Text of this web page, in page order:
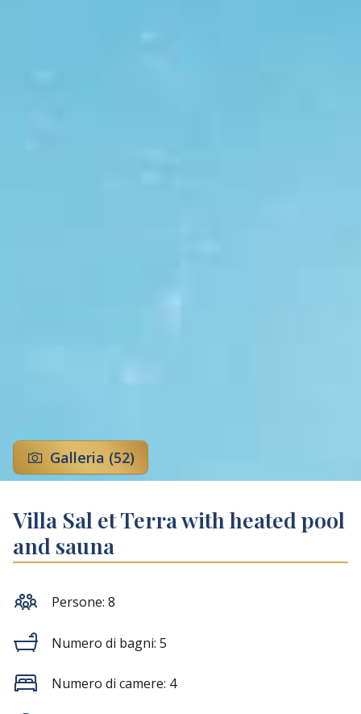
Galleria (52)
Villa Sal et Terra with heated pool
and sauna
Persone: 8
Numero di bagni: 5
Numero di camere: 4